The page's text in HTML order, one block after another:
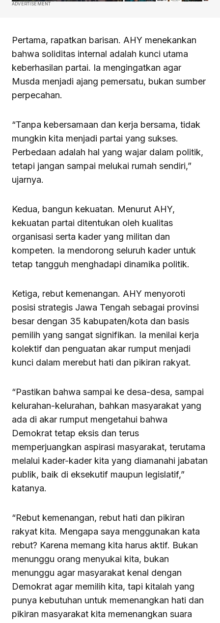
ADVERTISEMENT
Pertama, rapatkan barisan. AHY menekankan
bahwa soliditas internal adalah kunci utama
keberhasilan partai. Ia mengingatkan agar
Musda menjadi ajang pemersatu, bukan sumber
perpecahan.
“Tanpa kebersamaan dan kerja bersama, tidak
mungkin kita menjadi partai yang sukses.
Perbedaan adalah hal yang wajar dalam politik,
tetapi jangan sampai melukai rumah sendiri,”
ujarnya.
Kedua, bangun kekuatan. Menurut AHY,
kekuatan partai ditentukan oleh kualitas
organisasi serta kader yang militan dan
kompeten. Ia mendorong seluruh kader untuk
tetap tangguh menghadapi dinamika politik.
Ketiga, rebut kemenangan. AHY menyoroti
posisi strategis Jawa Tengah sebagai provinsi
besar dengan 35 kabupaten/kota dan basis
pemilih yang sangat signifikan. Ia menilai kerja
kolektif dan penguatan akar rumput menjadi
kunci dalam merebut hati dan pikiran rakyat.
“Pastikan bahwa sampai ke desa-desa, sampai
kelurahan-kelurahan, bahkan masyarakat yang
ada di akar rumput mengetahui bahwa
Demokrat tetap eksis dan terus
memperjuangkan aspirasi masyarakat, terutama
melalui kader-kader kita yang diamanahi jabatan
publik, baik di eksekutif maupun legislatif,”
katanya.
“Rebut kemenangan, rebut hati dan pikiran
rakyat kita. Mengapa saya menggunakan kata
rebut? Karena memang kita harus aktif. Bukan
menunggu orang menyukai kita, bukan
menunggu agar masyarakat kenal dengan
Demokrat agar memilih kita, tapi kitalah yang
punya kebutuhan untuk memenangkan hati dan
pikiran masyarakat kita memenangkan suara